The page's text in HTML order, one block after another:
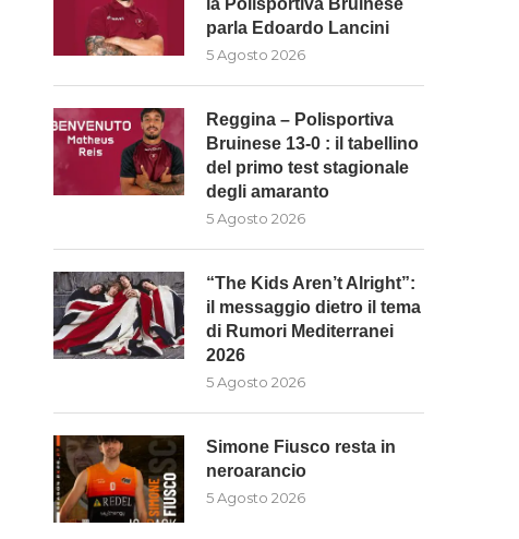
parla Edoardo Lancini
5 Agosto 2026
Reggina – Polisportiva
Bruinese 13-0 : il tabellino
del primo test stagionale
degli amaranto
5 Agosto 2026
“The Kids Aren’t Alright”:
il messaggio dietro il tema
di Rumori Mediterranei
2026
5 Agosto 2026
Simone Fiusco resta in
neroarancio
5 Agosto 2026